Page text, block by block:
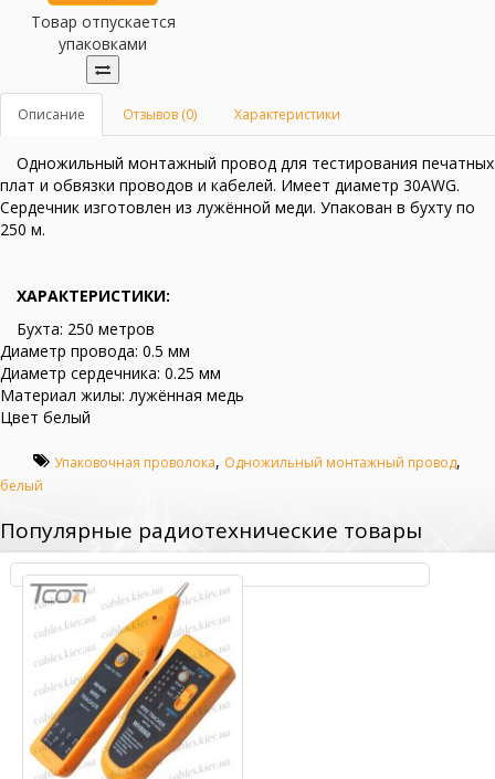
Товар отпускается
упаковками
Описание Отзывов (0) Характеристики
Одножильный монтажный провод для тестирования печатных
плат и обвязки проводов и кабелей. Имеет диаметр 30AWG.
Сердечник изготовлен из лужённой меди. Упакован в бухту по
250 м.
ХАРАКТЕРИСТИКИ:
Бухта: 250 метров
Диаметр провода: 0.5 мм
Диаметр сердечника: 0.25 мм
Материал жилы: лужённая медь
Цвет белый
Упаковочная проволока, Одножильный монтажный провод,
белый
Популярные радиотехнические товары